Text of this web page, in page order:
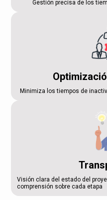
Gestión precisa de los
Minimiza los tiempos de
Visión clara del estado del
comprensión sobre cada etapa